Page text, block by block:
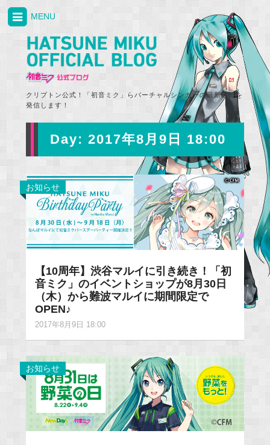
クリプトン公式！「初音ミク」らバーチャルシンガーの最新情報を
発信します！
MENU
Day: 2017年8月9日 18:00
お知らせ
【10周年】渋谷マルイに引き続き！「初
音ミク」のイベントショップが8月30日
（木）から難波マルイに期間限定で
OPEN♪
2017年8月9日 18:00
お知らせ